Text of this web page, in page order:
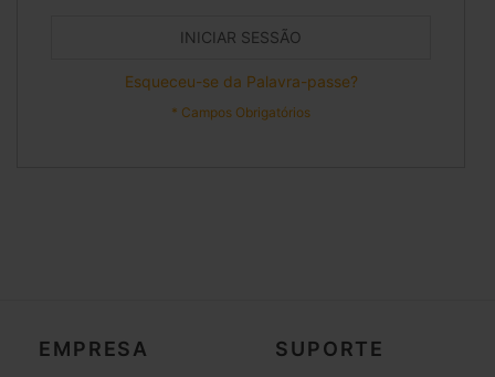
INICIAR SESSÃO
Esqueceu-se da Palavra-passe?
EMPRESA SUPORTE